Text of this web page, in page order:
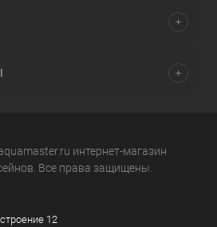
интернет-магазин
Все права защищены.
12